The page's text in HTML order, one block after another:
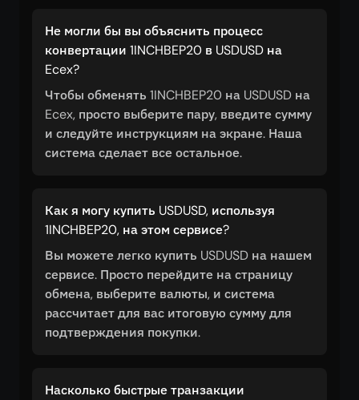
Не могли бы вы объяснить процесс
конвертации 1INCHBEP20 в USDUSD на
Ecex?
Чтобы обменять 1INCHBEP20 на USDUSD на
Ecex, просто выберите пару, введите сумму
и следуйте инструкциям на экране. Наша
система сделает все остальное.
Как я могу купить USDUSD, используя
1INCHBEP20, на этом сервисе?
Вы можете легко купить USDUSD на нашем
сервисе. Просто перейдите на страницу
обмена, выберите валюты, и система
рассчитает для вас итоговую сумму для
подтверждения покупки.
Насколько быстрые транзакции